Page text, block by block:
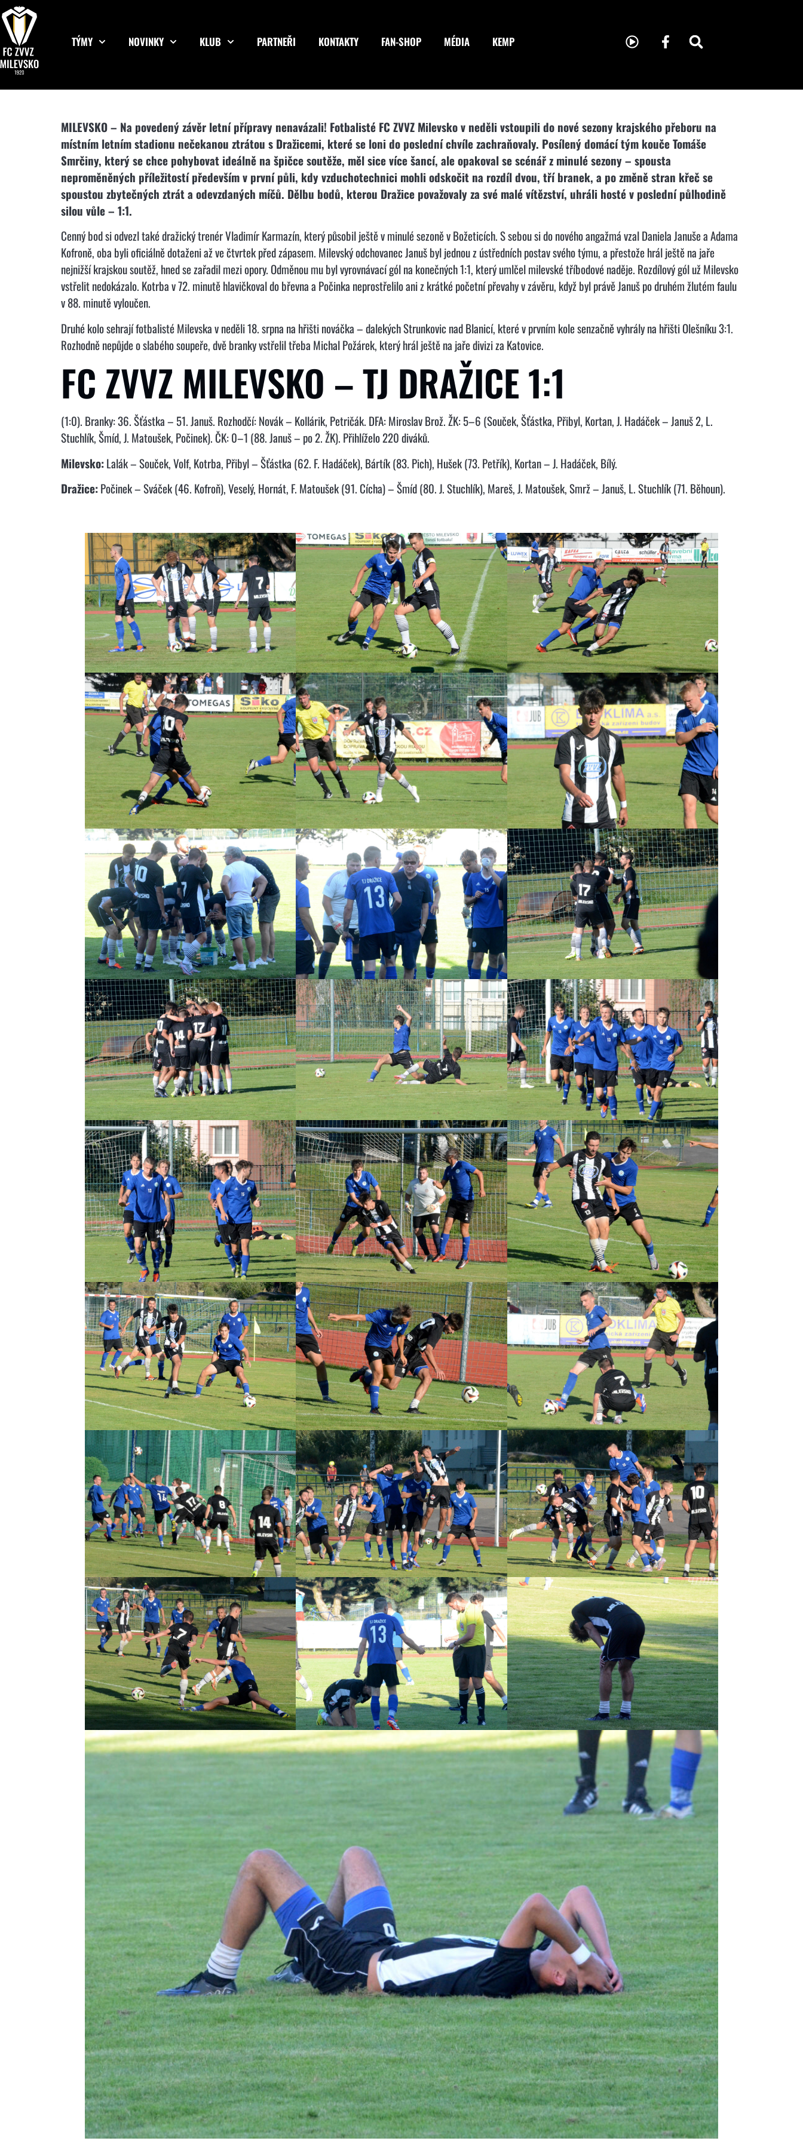
TÝMY NOVINKY KLUB PARTNEŘI KONTAKTY FAN-SHOP MÉDIA KEMP
MILEVSKO – Na povedený závěr letní přípravy nenavázali! Fotbalisté FC ZVVZ Milevsko v neděli vstoupili do nové sezony krajského přeboru na
místním letním stadionu nečekanou ztrátou s Dražicemi, které se loni do poslední chvíle zachraňovaly. Posílený domácí tým kouče Tomáše
Smrčiny, který se chce pohybovat ideálně na špičce soutěže, měl sice více šancí, ale opakoval se scénář z minulé sezony – spousta
neproměněných příležitostí především v první půli, kdy vzduchotechnici mohli odskočit na rozdíl dvou, tří branek, a po změně stran křeč se
spoustou zbytečných ztrát a odevzdaných míčů. Dělbu bodů, kterou Dražice považovaly za své malé vítězství, uhráli hosté v poslední půlhodině
silou vůle – 1:1.
Cenný bod si odvezl také dražický trenér Vladimír Karmazín, který působil ještě v minulé sezoně v Božeticích. S sebou si do nového angažmá vzal Daniela Januše a Adama
Kofroně, oba byli oficiálně dotaženi až ve čtvrtek před zápasem. Milevský odchovanec Januš byl jednou z ústředních postav svého týmu, a přestože hrál ještě na jaře
nejnižší krajskou soutěž, hned se zařadil mezi opory. Odměnou mu byl vyrovnávací gól na konečných 1:1, který umlčel milevské tříbodové naděje. Rozdílový gól už Milevsko
vstřelit nedokázalo. Kotrba v 72. minutě hlavičkoval do břevna a Počinka neprostřelilo ani z krátké početní převahy v závěru, když byl právě Januš po druhém žlutém faulu
v 88. minutě vyloučen.
Druhé kolo sehrají fotbalisté Milevska v neděli 18. srpna na hřišti nováčka – dalekých Strunkovic nad Blanicí, které v prvním kole senzačně vyhrály na hřišti Olešníku 3:1.
Rozhodně nepůjde o slabého soupeře, dvě branky vstřelil třeba Michal Požárek, který hrál ještě na jaře divizi za Katovice.
FC ZVVZ MILEVSKO – TJ DRAŽICE 1:1
(1:0). Branky: 36. Šťástka – 51. Januš. Rozhodčí: Novák – Kollárik, Petričák. DFA: Miroslav Brož. ŽK: 5–6 (Souček, Šťástka, Přibyl, Kortan, J. Hadáček – Januš 2, L.
Stuchlík, Šmíd, J. Matoušek, Počinek). ČK: 0–1 (88. Januš – po 2. ŽK). Přihlíželo 220 diváků.
Milevsko:Lalák – Souček, Volf, Kotrba, Přibyl – Šťástka (62. F. Hadáček), Bártík (83. Pich), Hušek (73. Petřík), Kortan – J. Hadáček, Bílý.
Dražice:Počinek – Sváček (46. Kofroň), Veselý, Hornát, F. Matoušek (91. Cícha) – Šmíd (80. J. Stuchlík), Mareš, J. Matoušek, Smrž – Januš, L. Stuchlík (71. Běhoun).